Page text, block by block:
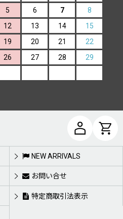
5 6 7
8
12 13 14
15
19 20 21
22
26 27 28
29
NEW ARRIVALS
お問い合せ
特定商取引法表示